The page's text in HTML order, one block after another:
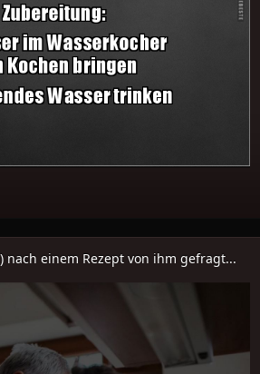
nach einem Rezept von ihm gefragt...